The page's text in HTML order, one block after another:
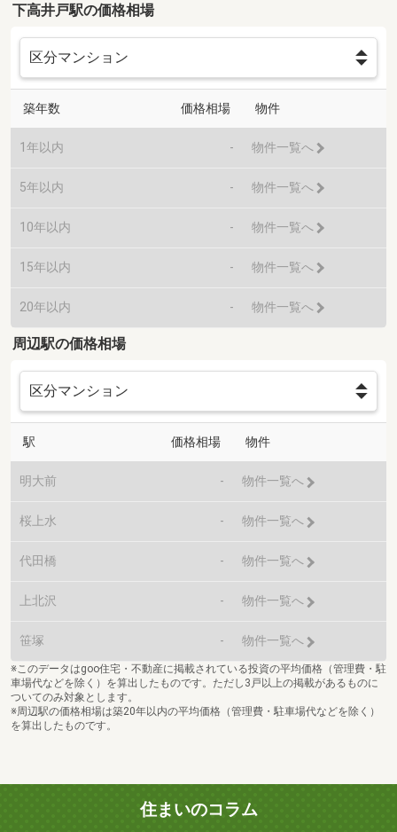
下高井戸駅の価格相場
築年数 価格相場 物件
1年以内 - 物件一覧へ
5年以内 - 物件一覧へ
10年以内 - 物件一覧へ
15年以内 - 物件一覧へ
20年以内 - 物件一覧へ
周辺駅の価格相場
駅 価格相場 物件
明大前 - 物件一覧へ
桜上水 - 物件一覧へ
代田橋 - 物件一覧へ
上北沢 - 物件一覧へ
笹塚 - 物件一覧へ
※このデータはgoo住宅・不動産に掲載されている投資の平均価格（管理費・駐
車場代などを除く）を算出したものです。ただし3戸以上の掲載があるものに
ついてのみ対象とします。
※周辺駅の価格相場は築20年以内の平均価格（管理費・駐車場代などを除く）
を算出したものです。
住まいのコラム